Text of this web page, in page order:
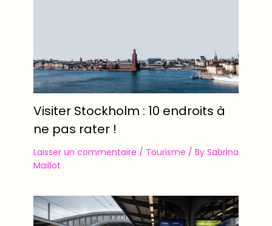
Visiter Stockholm : 10 endroits à
ne pas rater !
Laisser un commentaire / Tourisme / By Sabrina
Maillot